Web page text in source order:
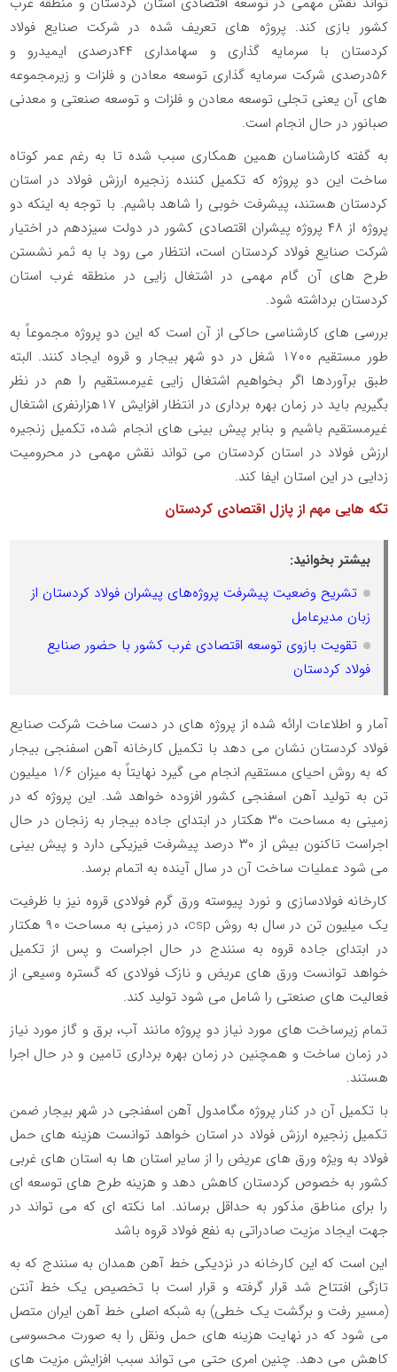
کشور بازی کند. پروژه های تعریف شده در شرکت صنایع فولاد
کردستان با سرمایه گذاری و سهامداری ۴۴درصدی ایمیدرو و
۵۶درصدی شرکت سرمایه گذاری توسعه معادن و فلزات و زیرمجموعه
های آن یعنی تجلی توسعه معادن و فلزات و توسعه صنعتی و معدنی
صبانور در حال انجام است.
به گفته کارشناسان همین همکاری سبب شده تا به رغم عمر کوتاه
ساخت این دو پروژه که تکمیل کننده زنجیره ارزش فولاد در استان
کردستان هستند، پیشرفت خوبی را شاهد باشیم. با توجه به اینکه دو
پروژه از ۴۸ پروژه پیشران اقتصادی کشور در دولت سیزدهم در اختیار
شرکت صنایع فولاد کردستان است، انتظار می رود با به ثمر نشستن
طرح های آن گام مهمی در اشتغال زایی در منطقه غرب استان
کردستان برداشته شود.
بررسی های کارشناسی حاکی از آن است که این دو پروژه مجموعاً به
طور مستقیم ۱۷۰۰ شغل در دو شهر بیجار و قروه ایجاد کنند. البته
طبق برآوردها اگر بخواهیم اشتغال زایی غیرمستقیم را هم در نظر
بگیریم باید در زمان بهره برداری در انتظار افزایش ۱۷هزارنفری اشتغال
غیرمستقیم باشیم و بنابر پیش بینی های انجام شده، تکمیل زنجیره
ارزش فولاد در استان کردستان می تواند نقش مهمی در محرومیت
زدایی در این استان ایفا کند.
تکه هایی مهم از پازل اقتصادی کردستان
بیشتر بخوانید:
تشریح وضعیت پیشرفت پروژه‌های پیشران فولاد کردستان از
زبان مدیرعامل
تقویت بازوی توسعه اقتصادی غرب کشور با حضور صنایع
فولاد کردستان
آمار و اطلاعات ارائه شده از پروژه های در دست ساخت شرکت صنایع
فولاد کردستان نشان می دهد با تکمیل کارخانه آهن اسفنجی بیجار
که به روش احیای مستقیم انجام می گیرد نهایتاً به میزان ۱/۶ میلیون
تن به تولید آهن اسفنجی کشور افزوده خواهد شد. این پروژه که در
زمینی به مساحت ۳۰ هکتار در ابتدای جاده بیجار به زنجان در حال
اجراست تاکنون بیش از ۳۰ درصد پیشرفت فیزیکی دارد و پیش بینی
می شود عملیات ساخت آن در سال آینده به اتمام برسد.
کارخانه فولادسازی و نورد پیوسته ورق گرم فولادی قروه نیز با ظرفیت
یک میلیون تن در سال به روش csp، در زمینی به مساحت ۹۰ هکتار
در ابتدای جاده قروه به سنندج در حال اجراست و پس از تکمیل
خواهد توانست ورق های عریض و نازک فولادی که گستره وسیعی از
فعالیت های صنعتی را شامل می شود تولید کند.
تمام زیرساخت های مورد نیاز دو پروژه مانند آب، برق و گاز مورد نیاز
در زمان ساخت و همچنین در زمان بهره برداری تامین و در حال اجرا
هستند.
با تکمیل آن در کنار پروژه مگامدول آهن اسفنجی در شهر بیجار ضمن
تکمیل زنجیره ارزش فولاد در استان خواهد توانست هزینه های حمل
فولاد به ویژه ورق های عریض را از سایر استان ها به استان های غربی
کشور به خصوص کردستان کاهش دهد و هزینه طرح های توسعه ای
را برای مناطق مذکور به حداقل برساند. اما نکته ای که می تواند در
جهت ایجاد مزیت صادراتی به نفع فولاد قروه باشد
این است که این کارخانه در نزدیکی خط آهن همدان به سنندج که به
تازگی افتتاح شد قرار گرفته و قرار است با تخصیص یک خط آنتن
(مسیر رفت و برگشت یک خطی) به شبکه اصلی خط آهن ایران متصل
می شود که در نهایت هزینه های حمل ونقل را به صورت محسوسی
کاهش می دهد. چنین امری حتی می تواند سبب افزایش مزیت های